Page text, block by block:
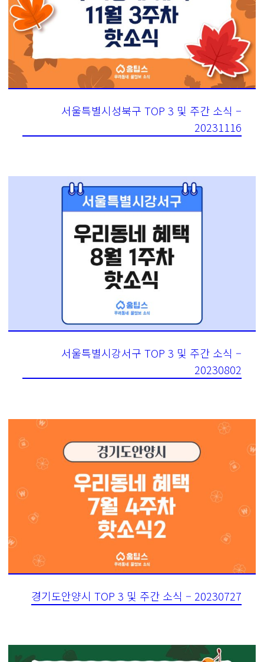
서울특별시성북구 TOP 3 및 주간 소식 –
20231116
서울특별시강서구 TOP 3 및 주간 소식 –
20230802
경기도안양시 TOP 3 및 주간 소식 – 20230727